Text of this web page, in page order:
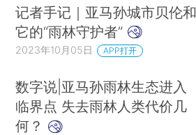
记者手记｜亚马孙城市贝伦和
它的“雨林守护者”
2023年10月05日 APP打开
数字说|亚马孙雨林生态进入
临界点 失去雨林人类代价几
何？